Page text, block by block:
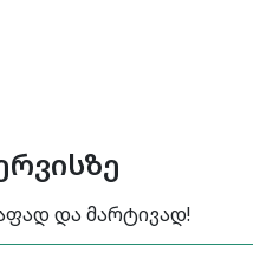
და მარტივად!